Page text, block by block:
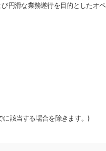
円滑な業務遂行を目的としたオ
該当する場合を除きます。)